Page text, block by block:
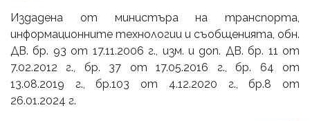
Издадена от министъра на транспорта,
информационните технологии и съобщенията, обн.
ДВ. бр. 93 от 17.11.2006 г., изм. и доп. ДВ. бр. 11 от
7.02.2012 г., бр. 37 от 17.05.2016 г., бр. 64 от
13.08.2019 г., бр.103 от 4.12.2020 г., бр.8 от
26.01.2024 г.